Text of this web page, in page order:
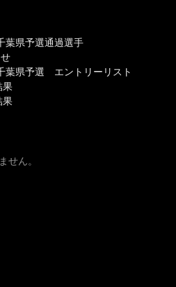
葉県予選通過選手
葉県予選 エントリーリスト
せん。